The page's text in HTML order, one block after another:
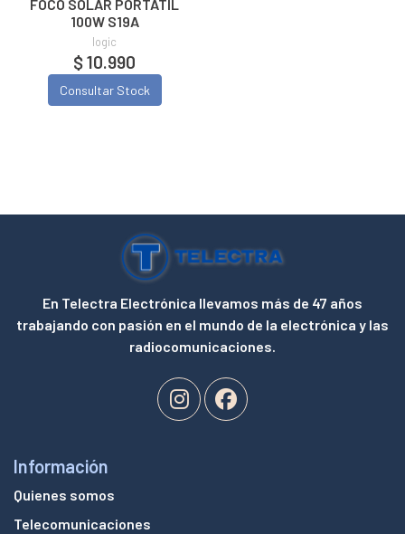
FOCO SOLAR PORTATIL
100W S19A
logic
$ 10.990
Consultar Stock
En Telectra Electrónica llevamos más de 47 años
trabajando con pasión en el mundo de la electrónica y las
radiocomunicaciones.
Información
Quienes somos
Telecomunicaciones